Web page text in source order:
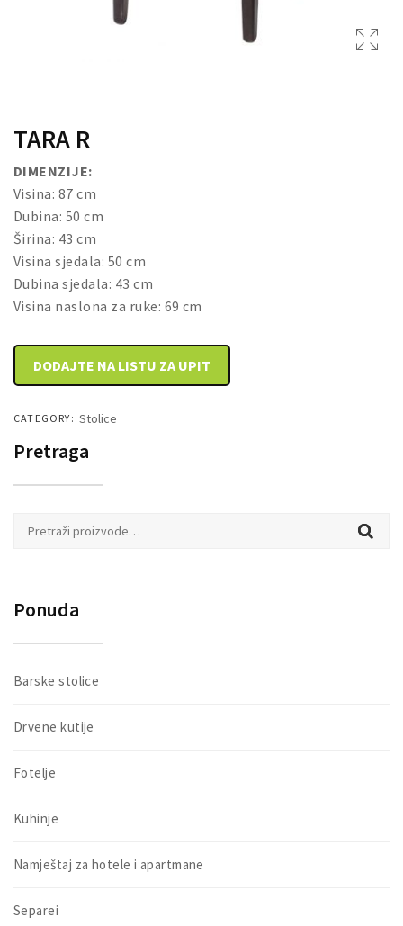
DRVENE KUTIJE
TARA R
DIMENZIJE:
Visina: 87 cm
Dubina: 50 cm
Širina: 43 cm
Visina sjedala: 50 cm
Dubina sjedala: 43 cm
Visina naslona za ruke: 69 cm
DODAJTE NA LISTU ZA UPIT
CATEGORY: Stolice
Pretraga
Pretraži:
Ponuda
Barske stolice
Drvene kutije
Fotelje
Kuhinje
Namještaj za hotele i apartmane
Separei